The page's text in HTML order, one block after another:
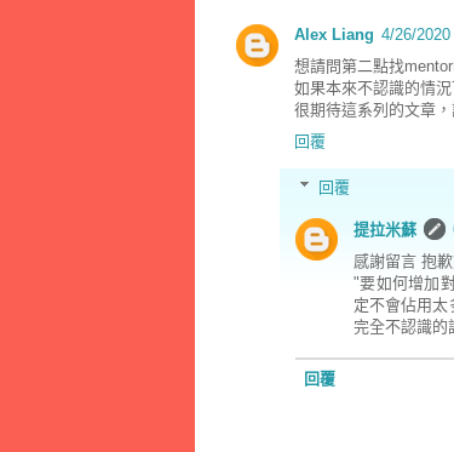
Alex Liang 4/26/2020
想請問第二點找
如果本來不認識的情
很期待這系列的文章，
回覆
回覆
提拉米蘇
感謝留言 抱
"要如何增加
定不會佔用
完全不認識的
回覆